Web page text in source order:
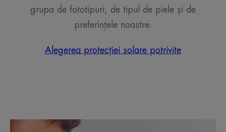
grupa de fototipuri, de tipul de piele și de
preferințele noastre.
Alegerea protecției solare potrivite